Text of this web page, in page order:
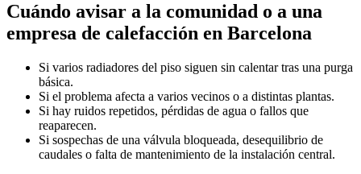
Cuándo avisar a la comunidad o a una
empresa de calefacción en Barcelona
Si varios radiadores del piso siguen sin calentar tras una purga
básica.
Si el problema afecta a varios vecinos o a distintas plantas.
Si hay ruidos repetidos, pérdidas de agua o fallos que
reaparecen.
Si sospechas de una válvula bloqueada, desequilibrio de
caudales o falta de mantenimiento de la instalación central.